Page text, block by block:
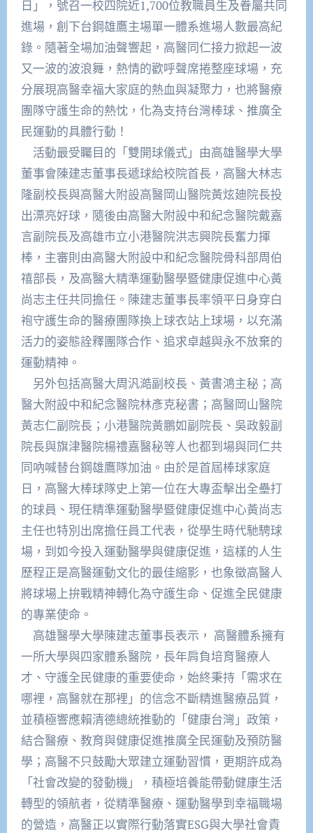
日」，號召一校四院近1,700位教職員生及眷屬共同
進場，創下台鋼雄鷹主場單一體系進場人數最高紀
錄。隨著全場加油聲響起，高醫同仁接力掀起一波
又一波的波浪舞，熱情的歡呼聲席捲整座球場，充
分展現高醫幸福大家庭的熱血與凝聚力，也將醫療
團隊守護生命的熱忱，化為支持台灣棒球、推廣全
民運動的具體行動！
活動最受矚目的「雙開球儀式」由高雄醫學大學
董事會陳建志董事長遞球給校院首長，高醫大林志
隆副校長與高醫大附設高醫岡山醫院黃炫廸院長投
出漂亮好球，隨後由高醫大附設中和紀念醫院戴嘉
言副院長及高雄市立小港醫院洪志興院長奮力揮
棒，主審則由高醫大附設中和紀念醫院骨科部周伯
禧部長，及高醫大精準運動醫學暨健康促進中心黃
尚志主任共同擔任。陳建志董事長率領平日身穿白
袍守護生命的醫療團隊換上球衣站上球場，以充滿
活力的姿態詮釋團隊合作、追求卓越與永不放棄的
運動精神。
另外包括高醫大周汎澔副校長、黃書鴻主秘；高
醫大附設中和紀念醫院林彥克秘書；高醫岡山醫院
黃志仁副院長；小港醫院黃鵬如副院長、吳政毅副
院長與旗津醫院楊禮嘉醫秘等人也都到場與同仁共
同吶喊替台鋼雄鷹隊加油。由於是首屆棒球家庭
日，高醫大棒球隊史上第一位在大專盃擊出全壘打
的球員、現任精準運動醫學暨健康促進中心黃尚志
主任也特別出席擔任員工代表，從學生時代馳騁球
場，到如今投入運動醫學與健康促進，這樣的人生
歷程正是高醫運動文化的最佳縮影，也象徵高醫人
將球場上拚戰精神轉化為守護生命、促進全民健康
的專業使命。
高雄醫學大學陳建志董事長表示， 高醫體系擁有
一所大學與四家體系醫院，長年肩負培育醫療人
才、守護全民健康的重要使命，始終秉持「需求在
哪裡，高醫就在那裡」的信念不斷精進醫療品質，
並積極響應賴清德總統推動的「健康台灣」政策，
結合醫療、教育與健康促進推廣全民運動及預防醫
學；高醫不只鼓勵大眾建立運動習慣，更期許成為
「社會改變的發動機」，積極培養能帶動健康生活
轉型的領航者，從精準醫療、運動醫學到幸福職場
的營造，高醫正以實際行動落實ESG與大學社會責